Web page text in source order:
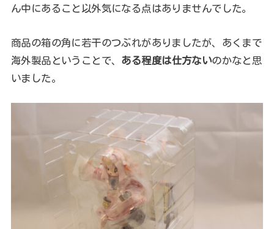
ん中にあること以外気になる点はありませんでした。
商品の箱の角に若干のつぶれがありましたが、あくまで
海外製品ということで、 ある程度は仕方ないのかなと思
いました。